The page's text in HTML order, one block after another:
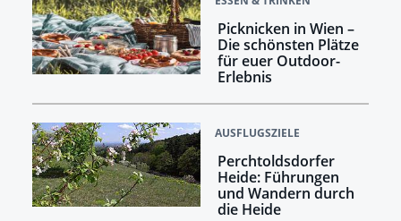
Picknicken in Wien –
Die schönsten Plätze
für euer Outdoor-
Erlebnis
AUSFLUGSZIELE
Perchtoldsdorfer
Heide: Führungen
und Wandern durch
die Heide